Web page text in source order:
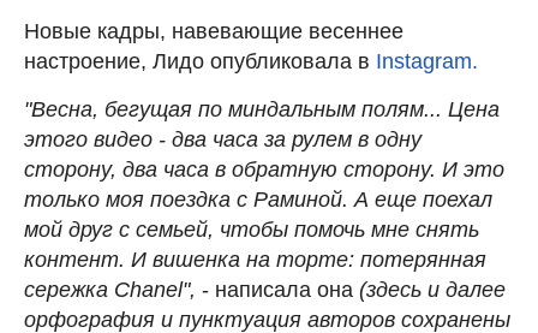
Новые кадры, навевающие весеннее
настроение, Лидо опубликовала в Instagram.
"Весна, бегущая по миндальным полям... Цена
этого видео - два часа за рулем в одну
сторону, два часа в обратную сторону. И это
только моя поездка с Раминой. А еще поехал
мой друг с семьей, чтобы помочь мне снять
контент. И вишенка на торте: потерянная
сережка Chanel", - написала она (здесь и далее
орфография и пунктуация авторов сохранены